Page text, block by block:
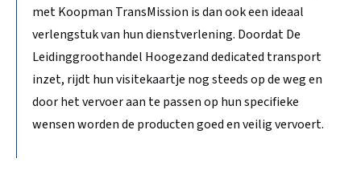
met Koopman TransMission is dan ook een ideaal
verlengstuk van hun dienstverlening. Doordat De
Leidinggroothandel Hoogezand dedicated transport
inzet, rijdt hun visitekaartje nog steeds op de weg en
door het vervoer aan te passen op hun specifieke
wensen worden de producten goed en veilig vervoert.